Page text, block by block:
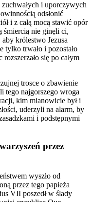
i uporczywych
odsłonić
i z całą mocą stawić opór
śmiercią nie ginęli ci,
królestwo Jezusa
tylko trwało i pozostało
się po całym
trosce o zbawienie
tego najgorszego wroga
kim mianowicie był i
uderzyli na alarm, by
i podstępnymi
przez
wyszło od
przez tego papieża
VII poszedł w ślady